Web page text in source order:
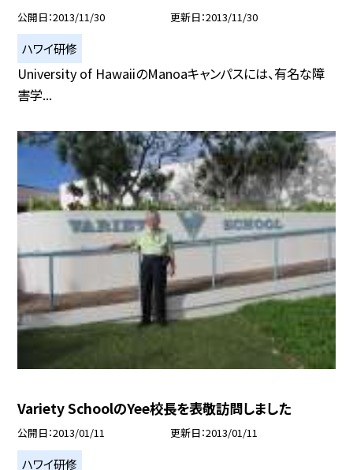
公開日 2013/11/30 更新日 2013/11/30
ハワイ研修
University of HawaiiのManoaキャンパスには、有名な障
害学...
Variety SchoolのYee校長を表敬訪問しました
公開日 2013/01/11 更新日 2013/01/11
ハワイ研修